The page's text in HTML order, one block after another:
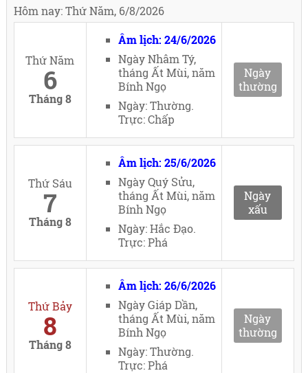
Hôm nay: Thứ Năm, 6/8/2026
Thứ Năm
6
Tháng 8
Âm lịch: 24/6/2026
Ngày Nhâm Tý,
tháng Ất Mùi, năm
Bính Ngọ
Ngày: Thường.
Trực: Chấp
Ngày
thường
Thứ Sáu
7
Tháng 8
Âm lịch: 25/6/2026
Ngày Quý Sửu,
tháng Ất Mùi, năm
Bính Ngọ
Ngày: Hắc Đạo.
Trực: Phá
Ngày
xấu
Thứ Bảy
8
Tháng 8
Âm lịch: 26/6/2026
Ngày Giáp Dần,
tháng Ất Mùi, năm
Bính Ngọ
Ngày: Thường.
Trực: Phá
Ngày
thường